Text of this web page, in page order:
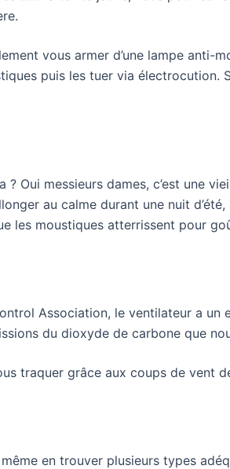
vous armer d’une lampe anti-
puis les tuer via électrocution.
? Oui messieurs dames, c’est une
au calme durant une nuit
les moustiques atterrissent pour
Association, le ventilateur a
du dioxyde de carbone que
traquer grâce aux coups de vent
en trouver plusieurs types